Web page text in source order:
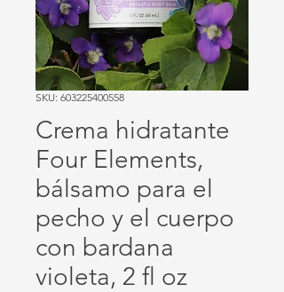
SKU: 603225400558
Crema hidratante
Four Elements,
bálsamo para el
pecho y el cuerpo
con bardana
violeta, 2 fl oz